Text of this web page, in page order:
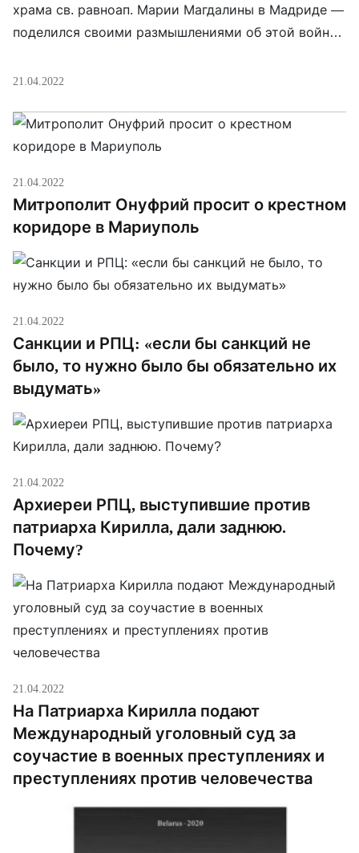
храма св. равноап. Марии Магдалины в Мадриде —
поделился своими размышлениями об этой войне
Великого Четверга: Великий Четверг. Два месяца
форма предательства? Зачем, чтобы предавать,
обрекая на насилие и смерть, нужно имитировать
21.04.2022
21.04.2022
Митрополит Онуфрий просит о крестном
коридоре в Мариуполь
21.04.2022
Санкции и РПЦ: «если бы санкций не
было, то нужно было бы обязательно их
выдумать»
21.04.2022
Архиереи РПЦ, выступившие против
патриарха Кирилла, дали заднюю.
Почему?
21.04.2022
На Патриарха Кирилла подают
Международный уголовный суд за
соучастие в военных преступлениях и
преступлениях против человечества